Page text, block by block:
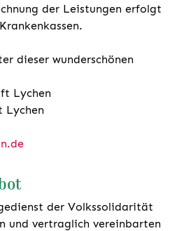
der Leistungen erfolgt
dieser wunderschönen
Lychen
Lychen
der Volkssolidarität
und vertraglich vereinbarten